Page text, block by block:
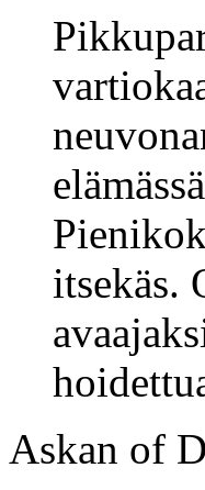
itsekäs.
Askan of